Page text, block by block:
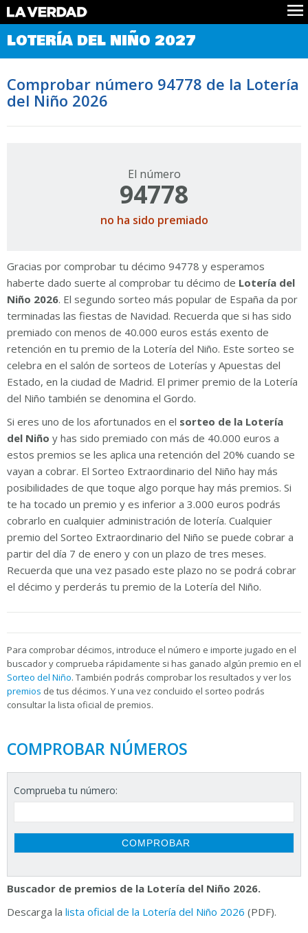
Comprobar Loteria del Niño
Premios
Noticias
Datos
Historia
LOTERÍA DEL NIÑO 2027
Comprobar número 94778 de la Lotería
del Niño 2026
El número
94778
no ha sido premiado
Gracias por comprobar tu décimo 94778 y esperamos
haberte dado suerte al comprobar tu décimo de Lotería del
Niño 2026. El segundo sorteo más popular de España da por
terminadas las fiestas de Navidad. Recuerda que si has sido
premiado con menos de 40.000 euros estás exento de
retención en tu premio de la Lotería del Niño. Este sorteo se
celebra en el salón de sorteos de Loterías y Apuestas del
Estado, en la ciudad de Madrid. El primer premio de la Lotería
del Niño también se denomina el Gordo.
Si eres uno de los afortunados en el sorteo de la Lotería
del Niño y has sido premiado con más de 40.000 euros a
estos premios se les aplica una retención del 20% cuando se
vayan a cobrar. El Sorteo Extraordinario del Niño hay más
posibilidades de que toque algo porque hay más premios. Si
te ha tocado un premio y es inferior a 3.000 euros podrás
cobrarlo en cualquier administración de lotería. Cualquier
premio del Sorteo Extraordinario del Niño se puede cobrar a
partir del día 7 de enero y con un plazo de tres meses.
Recuerda que una vez pasado este plazo no se podrá cobrar
el décimo y perderás tu premio de la Lotería del Niño.
Para comprobar décimos, introduce el número e importe jugado en el
buscador y comprueba rápidamente si has ganado algún premio en el
Sorteo del Niño. También podrás comprobar los resultados y ver los
premios de tus décimos. Y una vez concluido el sorteo podrás
consultar la lista oficial de premios.
COMPROBAR NÚMEROS
Comprueba tu número:
Buscador de premios de la Lotería del Niño 2026.
Descarga la lista oficial de la Lotería del Niño 2026 (PDF).